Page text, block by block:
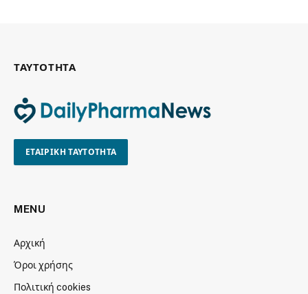
ΤΑΥΤΟΤΗΤΑ
ΕΤΑΙΡΙΚΗ ΤΑΥΤΟΤΗΤΑ
MENU
Αρχική
Όροι χρήσης
Πολιτική cookies